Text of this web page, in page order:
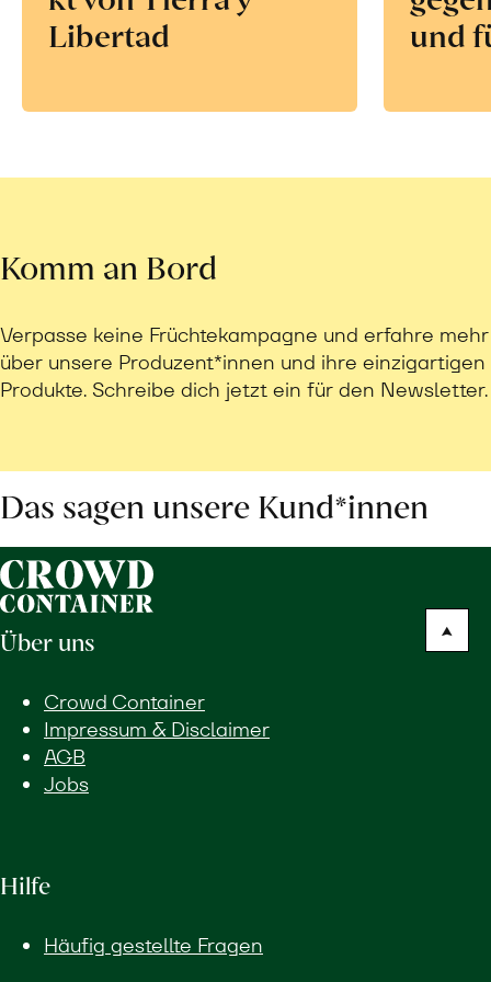
Libertad
und
Komm an Bord
Verpasse keine Früchtekampagne und erfahre mehr
über unsere Produzent*innen und ihre einzigartigen
Produkte. Schreibe dich jetzt ein für den Newsletter.
Das sagen unsere Kund*innen
Über uns
Crowd Container
Impressum & Disclaimer
AGB
Jobs
Hilfe
Häufig gestellte Fragen